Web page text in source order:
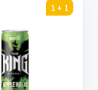
1 + 1